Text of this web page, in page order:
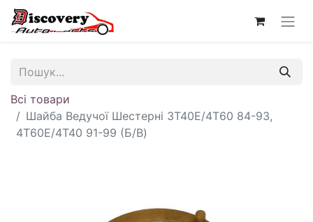
Всі товари
Шайба Ведучої Шестерні 3T40E/4T60 84-93,
4T60E/4T40 91-99 (Б/В)